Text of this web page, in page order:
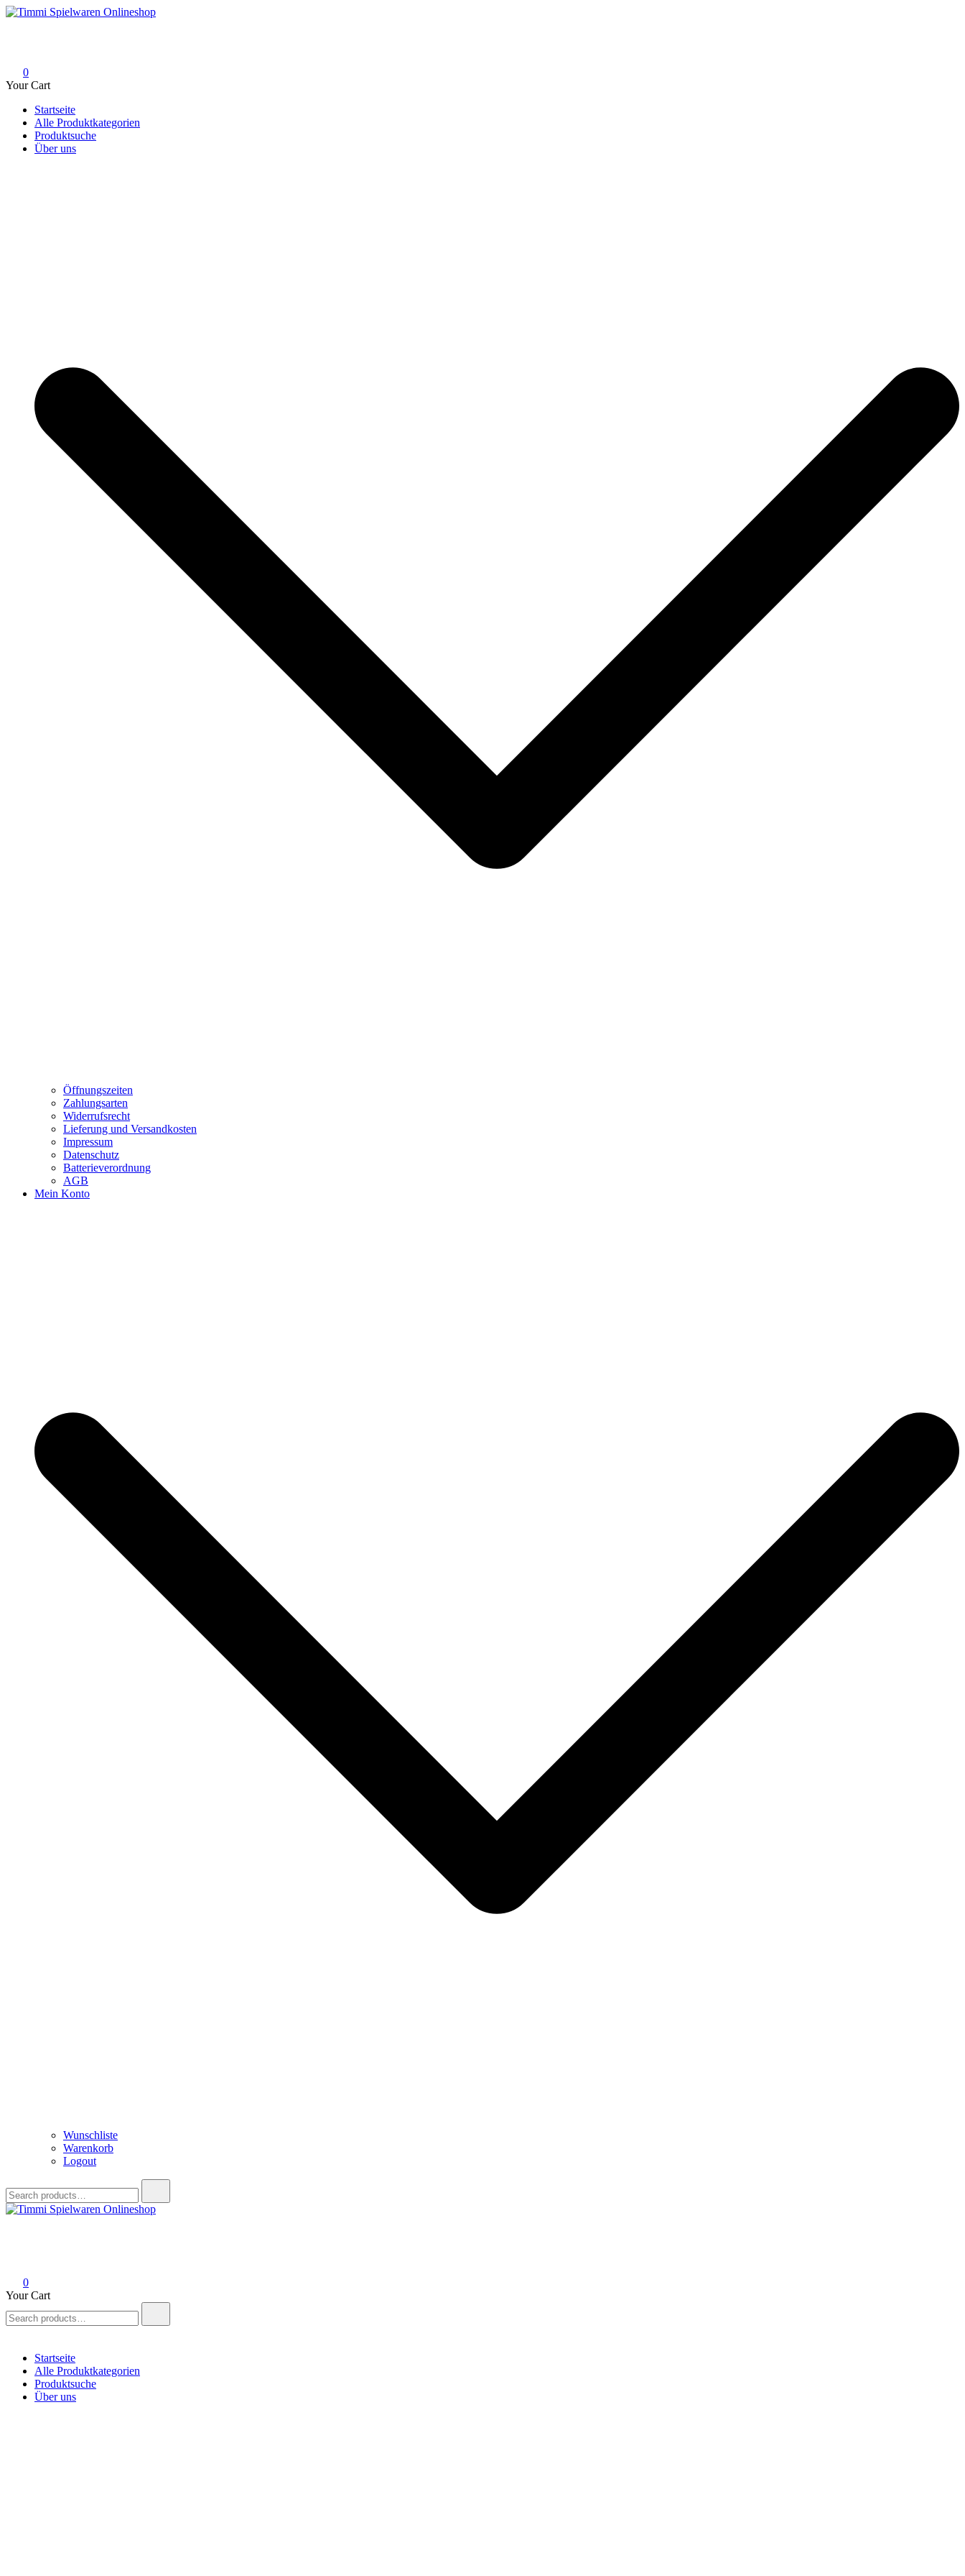
Skip
0
Your Cart
Startseite
Alle Produktkategorien
Produktsuche
Über uns
Öffnungszeiten
Zahlungsarten
Widerrufsrecht
Lieferung und Versandkosten
Impressum
Datenschutz
Batterieverordnung
AGB
Mein Konto
Wunschliste
Warenkorb
Logout
for:
0
Your Cart
for:
Startseite
Alle Produktkategorien
Produktsuche
Über uns